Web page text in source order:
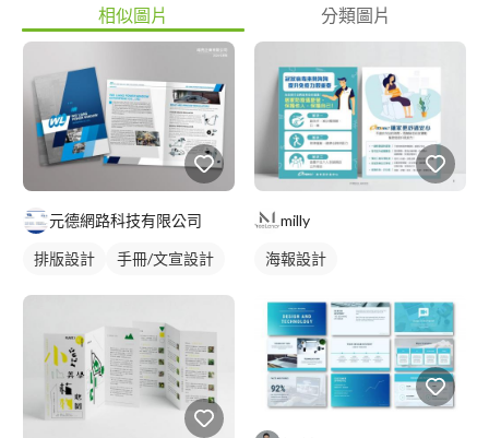
相似圖片 分類圖片
元德網路科技有限公司
排版設計 手冊/文宣設計
milly
海報設計